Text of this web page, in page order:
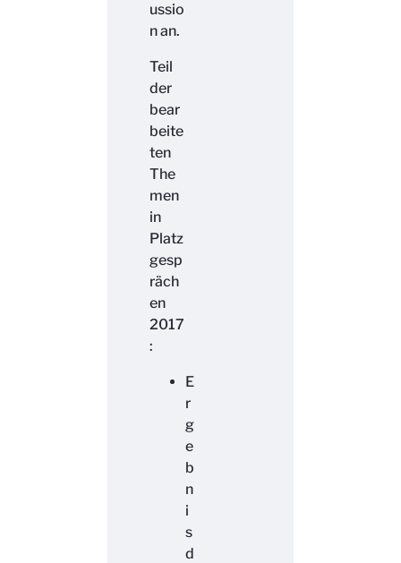
ussio
n an.
Teil
der
bear
beite
ten
The
men
in
Platz
gesp
räch
en
2017
:
E
r
g
e
b
n
i
s
d